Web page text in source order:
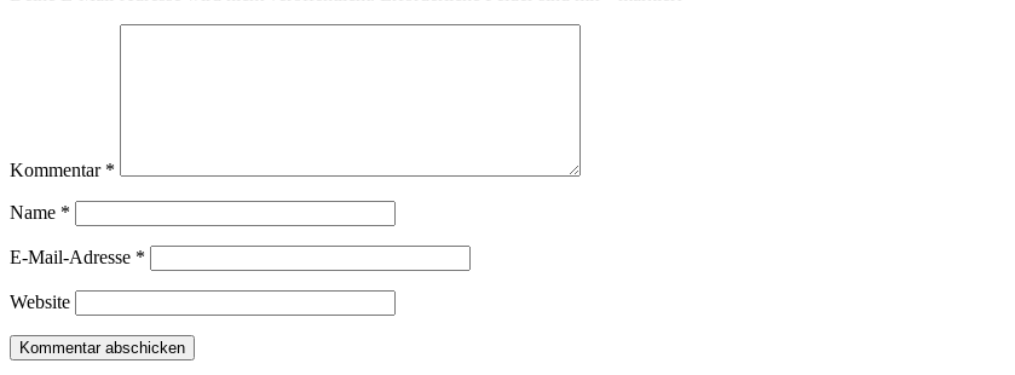
Kommentar *
Name *
E-Mail-Adresse *
Website